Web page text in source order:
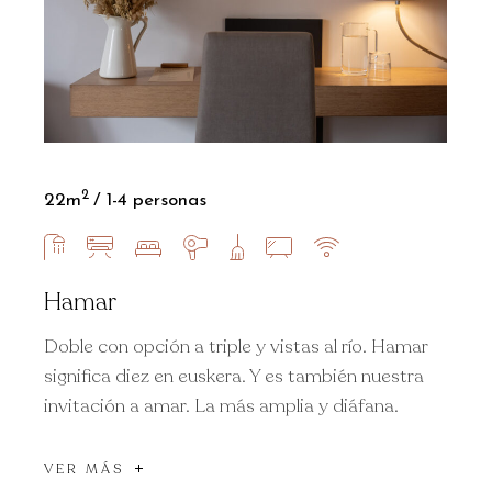
Hamar
Doble con opción a triple y vistas al río. Hamar
significa diez en euskera. Y es también nuestra
invitación a amar. La más amplia y diáfana.
VER MÁS
22m2 1-4 personas